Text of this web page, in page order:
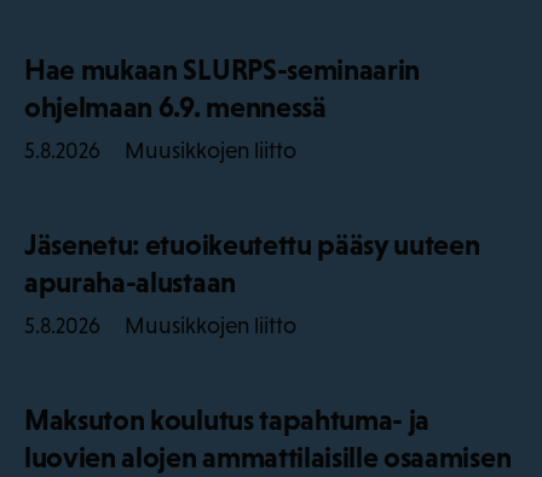
Hae mukaan SLURPS-seminaarin
ohjelmaan 6.9. mennessä
5.8.2026 Muusikkojen liitto
Jäsenetu: etuoikeutettu pääsy uuteen
apuraha-alustaan
5.8.2026 Muusikkojen liitto
Maksuton koulutus tapahtuma- ja
luovien alojen ammattilaisille osaamisen